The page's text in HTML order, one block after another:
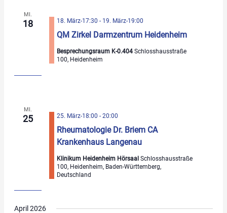
MI.
18
QM Zirkel Darmzentrum Heidenheim
18. März-17:30 - 19. März-19:00
Besprechungsraum K-0.404Schlosshausstraße
100, Heidenheim
MI.
25
Rheumatologie Dr. Briem CA
Krankenhaus Langenau
25. März-18:00 -20:00
Klinikum Heidenheim HörsaalSchlosshausstraße
100, Heidenheim, Baden-Württemberg,
Deutschland
April 2026